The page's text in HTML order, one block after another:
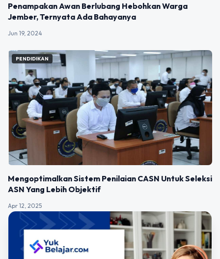
Penampakan Awan Berlubang Hebohkan Warga
Jember, Ternyata Ada Bahayanya
Jun 19, 2024
PENDIDIKAN
Mengoptimalkan Sistem Penilaian CASN Untuk Seleksi
ASN Yang Lebih Objektif
Apr 12, 2025